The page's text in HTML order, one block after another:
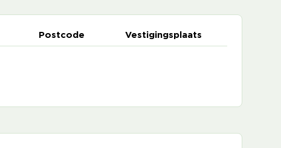
Postcode Vestigingsplaats